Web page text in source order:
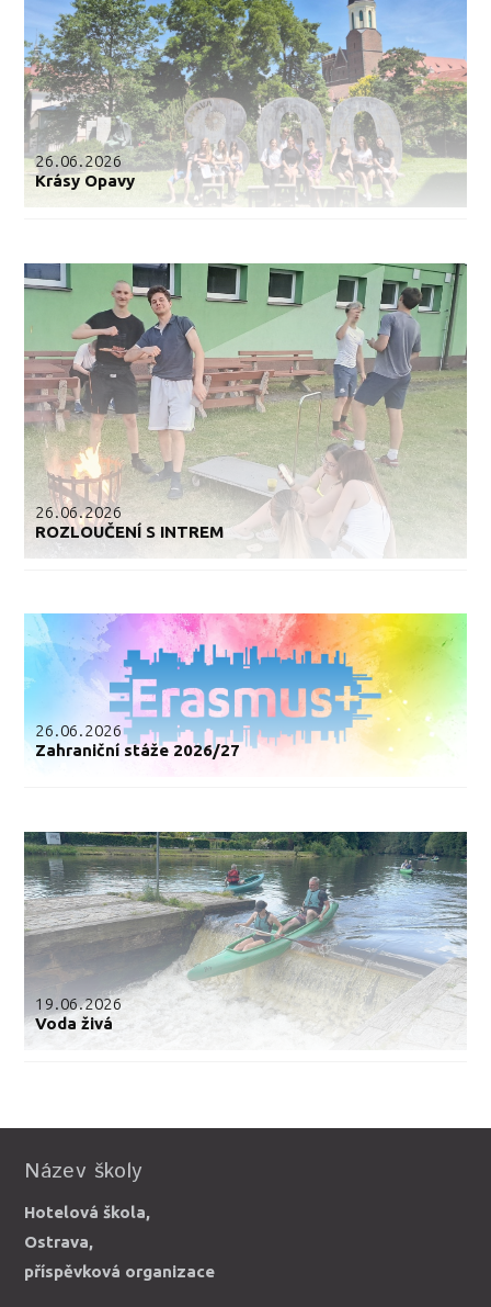
26.06.2026
Krásy Opavy
26.06.2026
ROZLOUČENÍ S INTREM
26.06.2026
Zahraniční stáže 2026/27
19.06.2026
Voda živá
Název školy
Hotelová škola,
Ostrava,
příspěvková organizace